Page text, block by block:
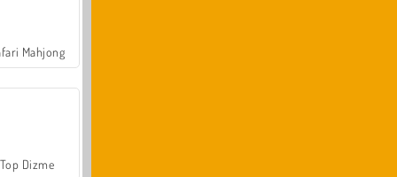
Mahjong
Top Dizme